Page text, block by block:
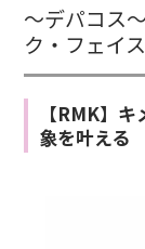
～デパコス
ク・フェイ
【RMK】
象を叶える